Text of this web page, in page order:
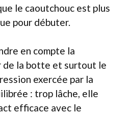
le caoutchouc est plus
pour débuter.
en compte la
de la botte et surtout le
exercée par la
: trop lâche, elle
efficace avec le